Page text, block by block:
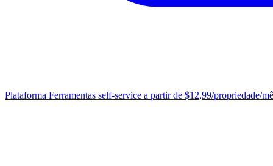
Plataforma Ferramentas self-service a partir de $12,99/propriedade/